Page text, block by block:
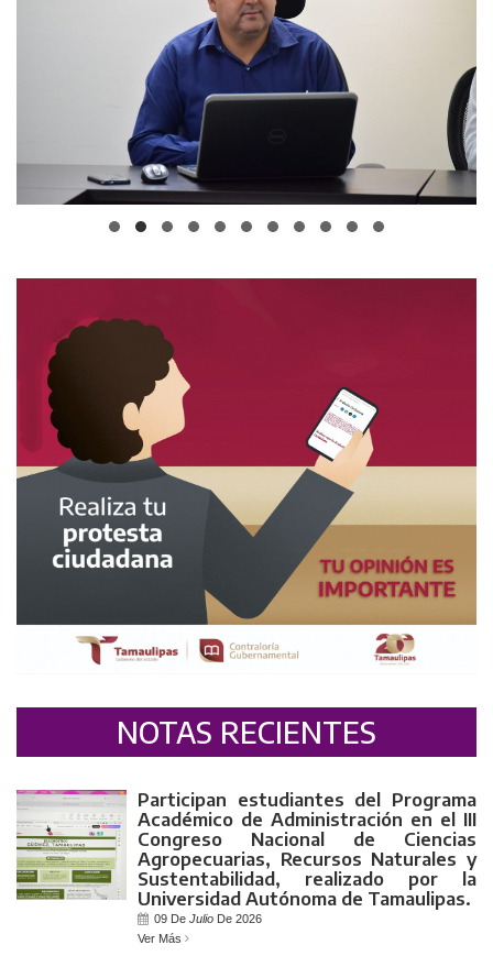
NOTAS RECIENTES
Participan estudiantes del Programa
Académico de Administración en el III
Congreso Nacional de Ciencias
Agropecuarias, Recursos Naturales y
Sustentabilidad, realizado por la
Universidad Autónoma de Tamaulipas.
09 De Julio De 2026
Ver Más